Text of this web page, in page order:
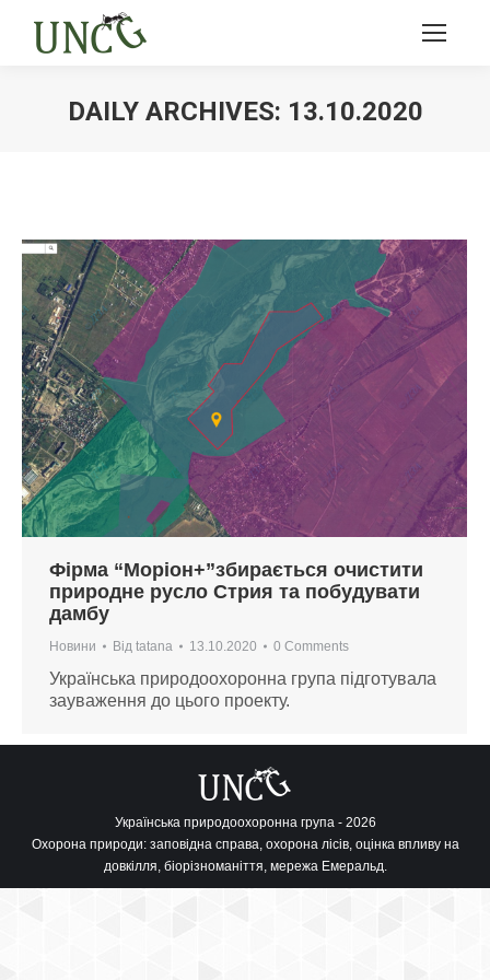
DAILY ARCHIVES: 13.10.2020
Фірма “Моріон+”збирається очистити
природне русло Стрия та побудувати
дамбу
Новини Від tatana 13.10.2020 0 Comments
Українська природоохоронна група підготувала
зауваження до цього проекту.
Українська природоохоронна група - 2026
Охорона природи: заповідна справа, охорона лісів, оцінка впливу на
довкілля, біорізноманіття, мережа Емеральд.